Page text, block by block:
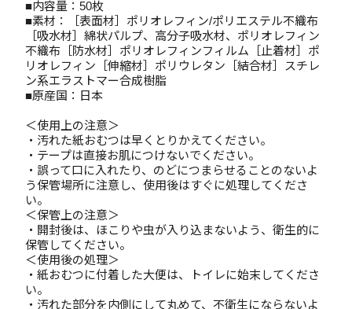
■内容量：50枚
■素材：［表面材］ポリオレフィン/ポリエステル不織布
［吸水材］綿状パルプ、高分子吸水材、ポリオレフィン
不織布［防水材］ポリオレフィンフィルム［止着材］ポ
リオレフィン［伸縮材］ポリウレタン［結合材］スチレ
ン系エラストマー合成樹脂
■原産国：日本
＜使用上の注意＞
・汚れた紙おむつは早くとりかえてください。
・テープは直接お肌につけないでください。
・誤って口に入れたり、のどにつまらせることのないよ
う保管場所に注意し、使用後はすぐに処理してくださ
い。
＜保管上の注意＞
・開封後は、ほこりや虫が入り込まないよう、衛生的に
保管してください。
＜使用後の処理＞
・紙おむつに付着した大便は、トイレに始末してくださ
い。
・汚れた部分を内側にして丸めて、不衛生にならないよ